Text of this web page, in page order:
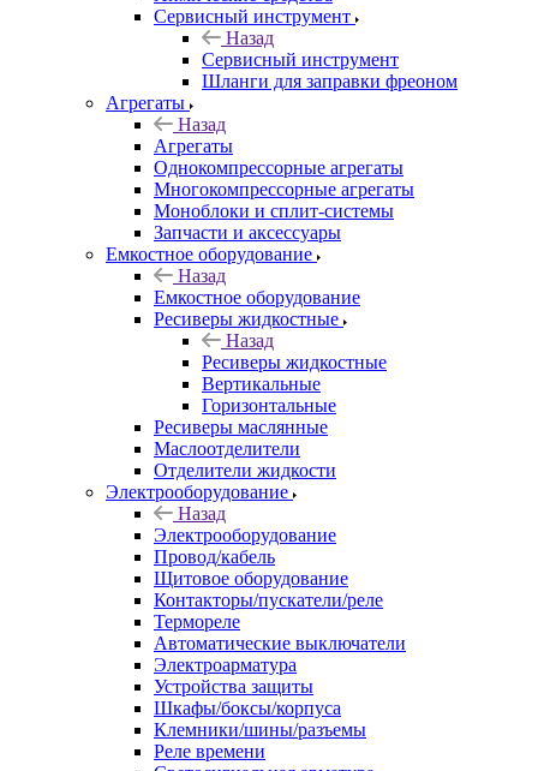
Сервисный инструмент
Назад
Сервисный инструмент
Шланги для заправки фреоном
Агрегаты
Назад
Агрегаты
Однокомпрессорные агрегаты
Многокомпрессорные агрегаты
Моноблоки и сплит-системы
Запчасти и аксессуары
Емкостное оборудование
Назад
Емкостное оборудование
Ресиверы жидкостные
Назад
Ресиверы жидкостные
Вертикальные
Горизонтальные
Ресиверы маслянные
Маслоотделители
Отделители жидкости
Электрооборудование
Назад
Электрооборудование
Провод/кабель
Щитовое оборудование
Контакторы/пускатели/реле
Термореле
Автоматические выключатели
Электроарматура
Устройства защиты
Шкафы/боксы/корпуса
Клемники/шины/разъемы
Реле времени